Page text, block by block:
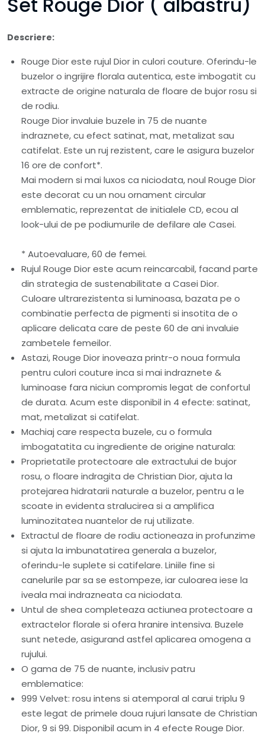
Descriere:
Rouge Dior este rujul Dior in culori couture. Oferindu-le
buzelor o ingrijire florala autentica, este imbogatit cu
extracte de origine naturala de floare de bujor rosu si
de rodiu.
Rouge Dior invaluie buzele in 75 de nuante
indraznete, cu efect satinat, mat, metalizat sau
catifelat. Este un ruj rezistent, care le asigura buzelor
16 ore de confort*.
Mai modern si mai luxos ca niciodata, noul Rouge Dior
este decorat cu un nou ornament circular
emblematic, reprezentat de initialele CD, ecou al
look-ului de pe podiumurile de defilare ale Casei.
* Autoevaluare, 60 de femei.
Rujul Rouge Dior este acum reincarcabil, facand parte
din strategia de sustenabilitate a Casei Dior.
Culoare ultrarezistenta si luminoasa, bazata pe o
combinatie perfecta de pigmenti si insotita de o
aplicare delicata care de peste 60 de ani invaluie
zambetele femeilor.
Astazi, Rouge Dior inoveaza printr-o noua formula
pentru culori couture inca si mai indraznete &
luminoase fara niciun compromis legat de confortul
de durata. Acum este disponibil in 4 efecte: satinat,
mat, metalizat si catifelat.
Machiaj care respecta buzele, cu o formula
imbogatatita cu ingrediente de origine naturala:
Proprietatile protectoare ale extractului de bujor
rosu, o floare indragita de Christian Dior, ajuta la
protejarea hidratarii naturale a buzelor, pentru a le
scoate in evidenta stralucirea si a amplifica
luminozitatea nuantelor de ruj utilizate.
Extractul de floare de rodiu actioneaza in profunzime
si ajuta la imbunatatirea generala a buzelor,
oferindu-le suplete si catifelare. Liniile fine si
canelurile par sa se estompeze, iar culoarea iese la
iveala mai indrazneata ca niciodata.
Untul de shea completeaza actiunea protectoare a
extractelor florale si ofera hranire intensiva. Buzele
sunt netede, asigurand astfel aplicarea omogena a
rujului.
O gama de 75 de nuante, inclusiv patru
emblematice:
999 Velvet: rosu intens si atemporal al carui triplu 9
este legat de primele doua rujuri lansate de Christian
Dior, 9 si 99. Disponibil acum in 4 efecte Rouge Dior.